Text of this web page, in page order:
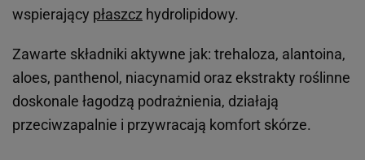
wspierający płaszcz hydrolipidowy.
Zawarte składniki aktywne jak: trehaloza, alantoina,
aloes, panthenol, niacynamid oraz ekstrakty roślinne
doskonale łagodzą podrażnienia, działają
przeciwzapalnie i przywracają komfort skórze.